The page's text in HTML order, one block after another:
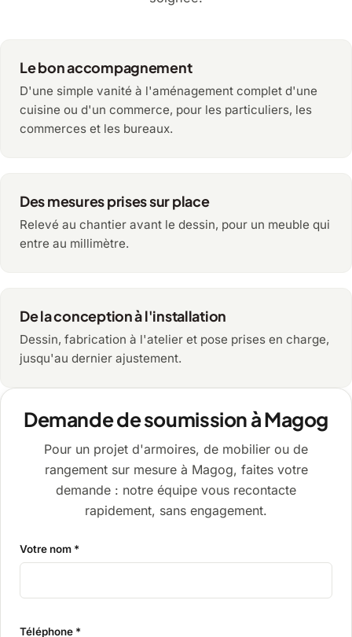
Le bon accompagnement
D'une simple vanité à l'aménagement complet d'une
cuisine ou d'un commerce, pour les particuliers, les
commerces et les bureaux.
Des mesures prises sur place
Relevé au chantier avant le dessin, pour un meuble qui
entre au millimètre.
De la conception à l'installation
Dessin, fabrication à l'atelier et pose prises en charge,
jusqu'au dernier ajustement.
Demande de soumission à Magog
Pour un projet d'armoires, de mobilier ou de
rangement sur mesure à Magog, faites votre
demande : notre équipe vous recontacte
rapidement, sans engagement.
Votre nom *
Téléphone *